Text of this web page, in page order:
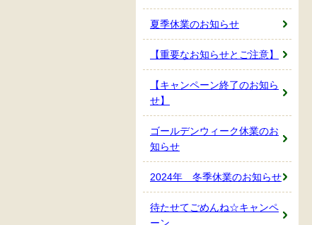
夏季休業のお知らせ
【重要なお知らせとご注意】
【キャンペーン終了のお知ら
せ】
ゴールデンウィーク休業のお
知らせ
2024年 冬季休業のお知らせ
待たせてごめんね☆キャンペ
ーン